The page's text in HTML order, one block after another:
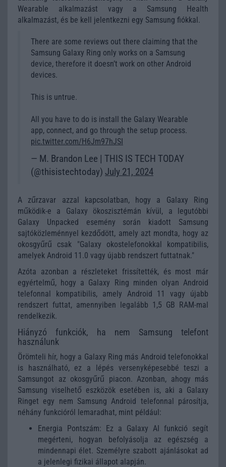
Wearable alkalmazást vagy a Samsung Health
alkalmazást, és be kell jelentkezni egy Samsung fiókkal.
There are some reviews out there claiming that the
Samsung Galaxy Ring only works on a Samsung
device, therefore it doesn’t work on other Android
devices.
This is untrue.
All you have to do is install the Galaxy Wearable
app, connect, and go through the setup process.
pic.twitter.com/H6Jm97hJSI
— M. Brandon Lee | THIS IS TECH TODAY
(@thisistechtoday) July 21, 2024
A zűrzavar azzal kapcsolatban, hogy a Galaxy Ring
működik-e a Galaxy ökoszisztémán kívül, a legutóbbi
Galaxy Unpacked esemény során kiadott Samsung
sajtóközleménnyel kezdődött, amely azt mondta, hogy az
okosgyűrű csak "Galaxy okostelefonokkal kompatibilis,
amelyek Android 11.0 vagy újabb rendszert futtatnak."
Azóta azonban a részleteket frissítették, és most már
egyértelmű, hogy a Galaxy Ring minden olyan Android
telefonnal kompatibilis, amely Android 11 vagy újabb
rendszert futtat, amennyiben legalább 1,5 GB RAM-mal
rendelkezik.
Hiányzó funkciók, ha nem Samsung telefont
használunk
Örömteli hír, hogy a Galaxy Ring más Android telefonokkal
is használható, ez a lépés versenyképesebbé teszi a
Samsungot az okosgyűrű piacon. Azonban, ahogy más
Samsung viselhető eszközök esetében is, aki a Galaxy
Ringet egy nem Samsung Android telefonnal párosítja,
néhány funkcióról lemaradhat, mint például:
Energia Pontszám: Ez a Galaxy AI funkció segít
megérteni, hogyan befolyásolja az egészség a
mindennapi élet. Személyre szabott ajánlásokat ad
a jelenlegi fizikai állapot alapján.